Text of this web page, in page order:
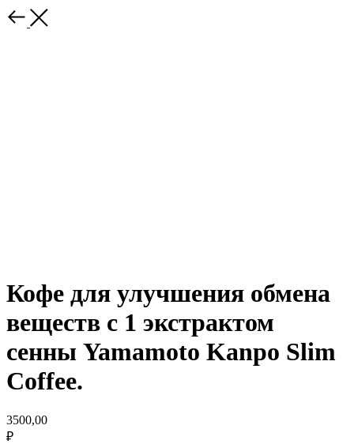
Кофе для улучшения обмена
веществ с 1 экстрактом
сенны Yamamoto Kanpo Slim
Coffee.
3500,00
₽